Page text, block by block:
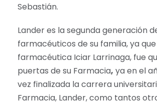
Sebastián.
Lander es la segunda generación
farmacéuticos de su familia, ya
farmacéutica Iciar Larrinaga, fue
puertas de su Farmacia, ya en el
vez finalizada la carrera
Farmacia, Lander, como tantos